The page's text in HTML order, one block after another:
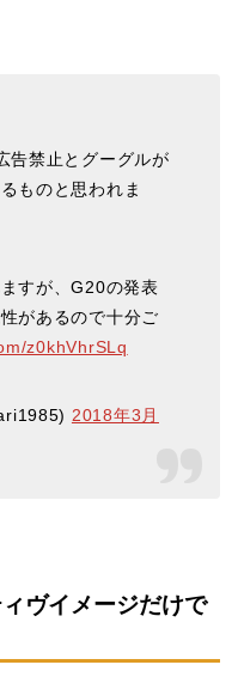
告禁止とグーグルが
ものと思われま
すが、G20の発表
があるので十分ご
z0khVhrSLq
2018年3月
ヴイメージだけで